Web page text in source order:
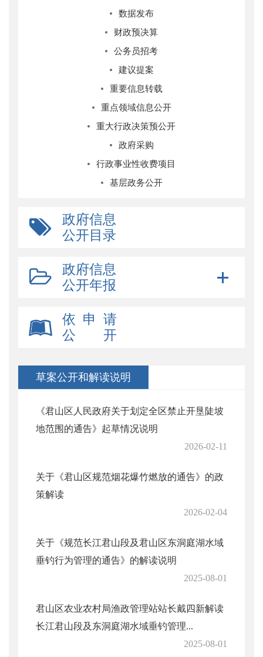
数据发布
财政预决算
公务员招考
建议提案
重要信息转载
重点领域信息公开
重大行政决策预公开
政府采购
行政事业性收费项目
基层政务公开
政府信息
公开目录
政府信息
公开年报
依 申 请
公 开
草案公开和解读说明
《君山区人民政府关于划定全区禁止开垦陡坡
地范围的通告》起草情况说明
2026-02-11
关于《君山区规范烟花爆竹燃放的通告》的政
策解读
2026-02-04
关于《规范长江君山段及君山区东洞庭湖水域
垂钓行为管理的通告》的解读说明
2025-08-01
君山区农业农村局渔政管理站站长戴四新解读
长江君山段及东洞庭湖水域垂钓管理...
2025-08-01